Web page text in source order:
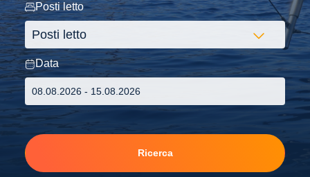
Posti letto
Data
Ricerca